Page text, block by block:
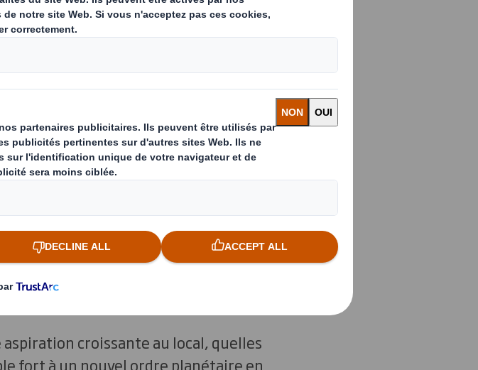
tout à fait à celui d’avant.
et structurelles,et le monde
de quelques années seulement.
revenir à une conception
à puissance, et paraissent délaisser
mondiale.
croissante au local, quelles
fort à un nouvel ordre planétaire en